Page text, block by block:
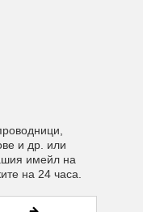
и др. или
имейл на
на 24 часа.